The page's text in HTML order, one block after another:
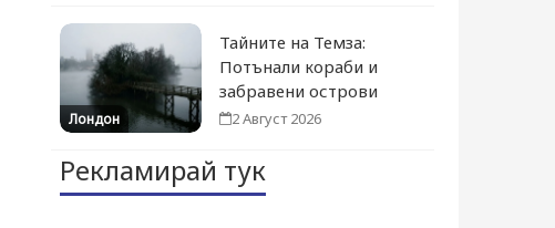
Лондон
Тайните на Темза:
Потънали кораби и
забравени острови
2 Август 2026
Рекламирай тук